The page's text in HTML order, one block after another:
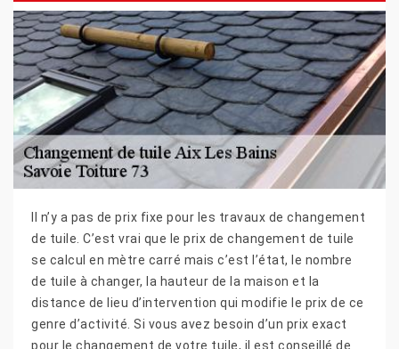
Il n’y a pas de prix fixe pour les travaux de changement
de tuile. C’est vrai que le prix de changement de tuile
se calcul en mètre carré mais c’est l’état, le nombre
de tuile à changer, la hauteur de la maison et la
distance de lieu d’intervention qui modifie le prix de ce
genre d’activité. Si vous avez besoin d’un prix exact
pour le changement de votre tuile, il est conseillé de